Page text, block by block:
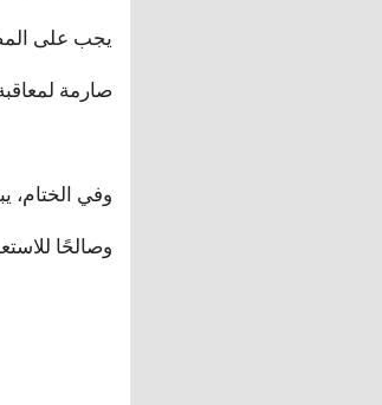
يجب على
صارمة
وفي الختام،
وصالحًا